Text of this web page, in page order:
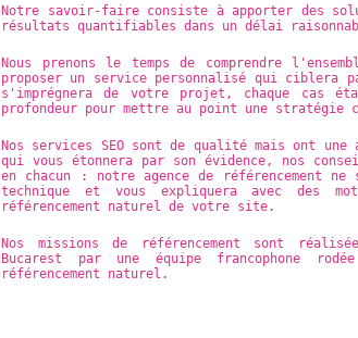
Notre savoir-faire consiste à apporter des
résultats quantifiables dans un délai
Nous prenons le temps de comprendre
proposer un service personnalisé qui
s'imprégnera de votre projet, chaque cas
profondeur pour mettre au point une stratégie
Nos services SEO sont de qualité mais ont
qui vous étonnera par son évidence, nos
en chacun : notre agence de référencement
technique et vous expliquera avec des
référencement naturel de votre site.
Nos missions de référencement sont
Bucarest par une équipe francophone
référencement naturel.